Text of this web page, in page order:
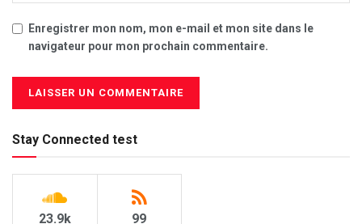
Enregistrer mon nom, mon e-mail et mon site dans le
navigateur pour mon prochain commentaire.
Stay Connected test
23.9k 99